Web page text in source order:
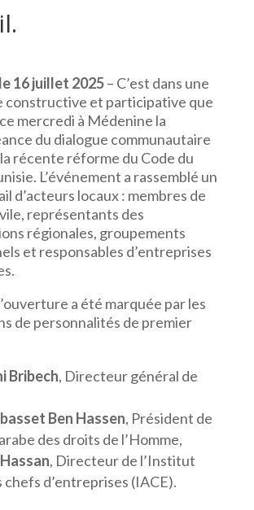
16 juillet 2025– C’est dans une
constructive et participative que
mercredi à Médenine la
du dialogue communautaire
récente réforme du Code du
L’événement a rassemblé un
d’acteurs locaux : membres de
représentants des
régionales, groupements
et responsables d’entreprises
a été marquée par les
de personnalités de premier
Bribech, Directeur général de
Ben Hassen, Président de
des droits de l’Homme,
, Directeur de l’Institut
chefs d’entreprises (IACE).